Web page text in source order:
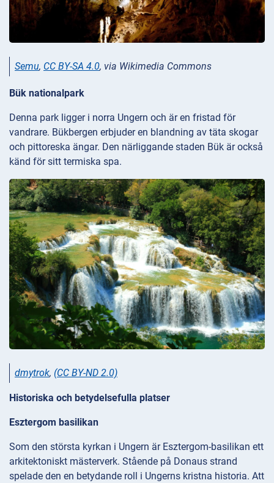
Semu, CC BY-SA 4.0, via Wikimedia Commons
Bük nationalpark
Denna park ligger i norra Ungern och är en fristad för
vandrare. Bükbergen erbjuder en blandning av täta skogar
och pittoreska ängar. Den närliggande staden Bük är också
känd för sitt termiska spa.
dmytrok, (CC BY-ND 2.0)
Historiska och betydelsefulla platser
Esztergom basilikan
Som den största kyrkan i Ungern är Esztergom-basilikan ett
arkitektoniskt mästerverk. Stående på Donaus strand
spelade den en betydande roll i Ungerns kristna historia. Att